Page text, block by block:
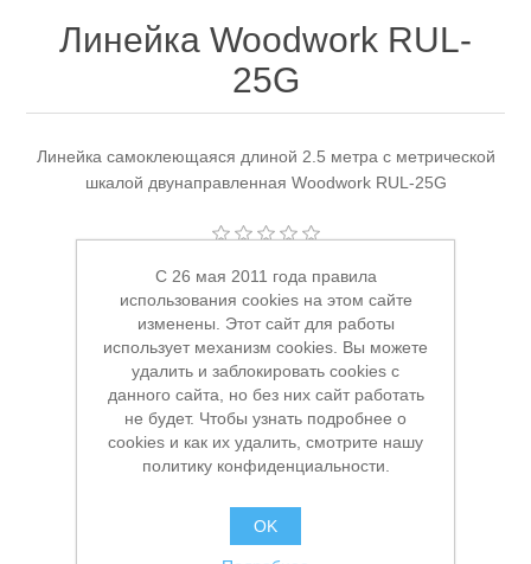
Садовая и силовая техника
Станки и оснастка
Линейка Woodwork RUL-
25G
Линейка самоклеющаяся длиной 2.5 метра с метрической
шкалой двунаправленная Woodwork RUL-25G
Производитель: Woodwork
Доступность: В наличии
Артикул: УТ-00005863
Заказной номер производителя: RUL-25G
1 209,00 ₽
C 26 мая 2011 года правила
использования cookies на этом сайте
изменены. Этот сайт для работы
использует механизм cookies. Вы можете
удалить и заблокировать cookies с
данного сайта, но без них сайт работать
не будет. Чтобы узнать подробнее о
cookies и как их удалить, смотрите нашу
политику конфиденциальности.
OK